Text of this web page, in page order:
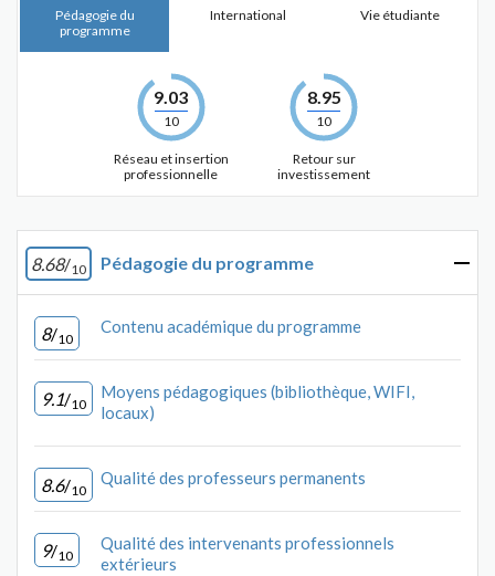
Pédagogie du
programme
International Vie étudiante
9.03
10
Réseau et insertion
professionnelle
8.95
10
Retour sur
investissement
8.68/10 Pédagogie du programme
8/10
Contenu académique du programme
9.1/10
Moyens pédagogiques (bibliothèque, WIFI,
locaux)
8.6/10
Qualité des professeurs permanents
9/10
Qualité des intervenants professionnels
extérieurs